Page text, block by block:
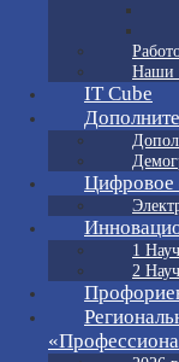
Наши
IT Cube
Цифровое
1
2